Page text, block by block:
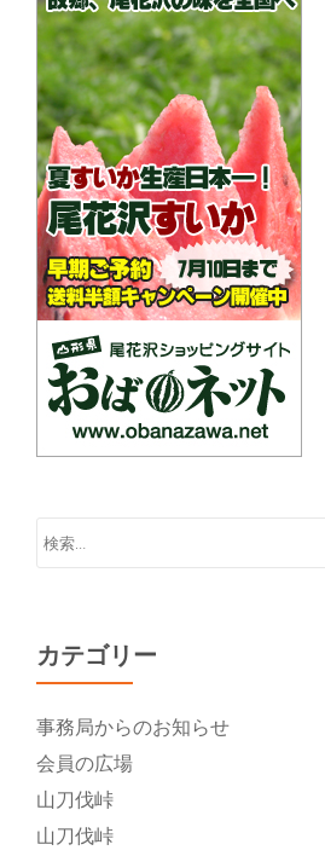
カテゴリー
事務局からのお知らせ
会員の広場
山刀伐峠
山刀伐峠